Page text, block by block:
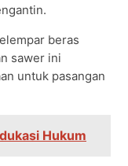
beras
sawer ini
untuk pasangan
Hukum